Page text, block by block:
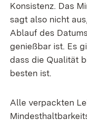
Konsistenz. Das
sagt also nicht
Ablauf des
genießbar ist. Es
dass die Qualität
besten ist.
Alle verpackten